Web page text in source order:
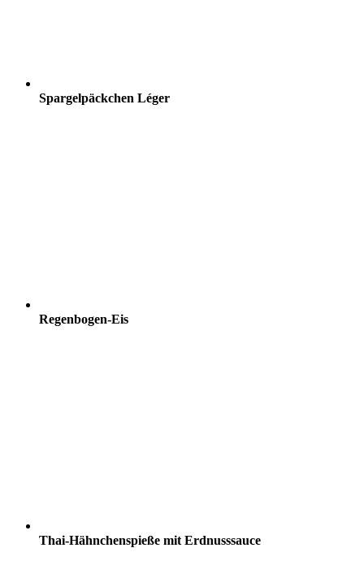
Spargelpäckchen Léger
Regenbogen-Eis
Thai-Hähnchenspieße mit Erdnusssauce